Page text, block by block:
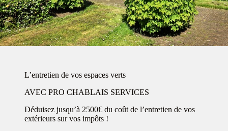
L’entretien de vos espaces verts
AVEC PRO CHABLAIS SERVICES
Déduisez jusqu’à 2500€ du coût de l’entretien de vos
extérieurs sur vos impôts !